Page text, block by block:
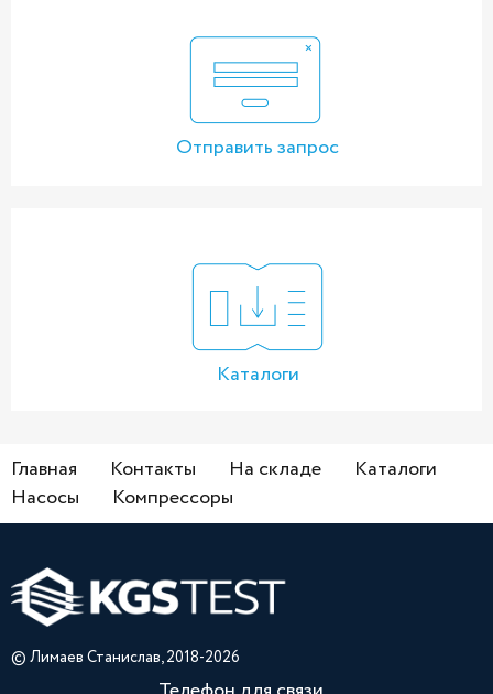
Отправить запрос
Каталоги
Главная Контакты На складе
Каталоги
Насосы
Компрессоры
© Лимаев Станислав, 2018-2026